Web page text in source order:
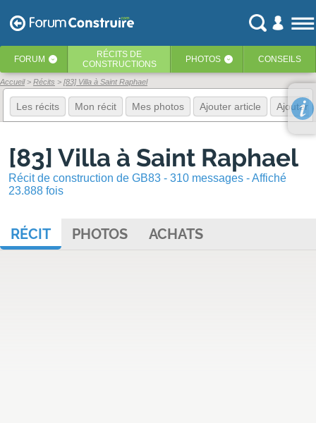
FORUM ‹ RÉCITS DE
CONSTRUCTIONS
PHOTOS ‹ CONSEILS
Accueil Récits [83] Villa à Saint Raphael
Les récits Mon récit Mes photos Ajouter article Ajouter
[83] Villa à Saint Raphael
Récit de construction de GB83 - 310 messages - Affiché
23.888 fois
RÉCIT PHOTOS ACHATS